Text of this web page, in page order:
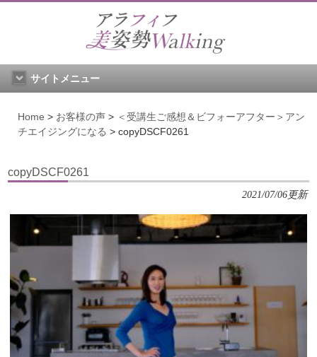
サイトメニュー
Home > お客様の声 > ＜受講生ご感想＆ビフォーアフター＞アン
チエイジングになる > copyDSCF0261
copyDSCF0261
2021/07/06更新